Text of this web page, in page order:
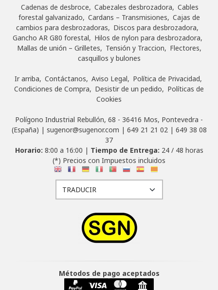
Cadenas de desbroce Cabezales desbrozadora
Cables
forestal galvanizado
Cardans – Transmisiones
Cajas de
cambios para desbrozadoras
Discos para desbrozadora
Gancho AR G80 forestal
Hilos de nylon para desbrozadora
Mallas de unión – Grilletes
Tensión y Traccion
Flectores,
casquillos y bulones
Ir arriba Contáctanos Aviso Legal
Política de Privacidad
Condiciones de Compra
Desistir de un pedido
Políticas de
Cookies
Polígono Industrial Rebullón, 68 - 36416 Mos, Pontevedra -
(España) | sugenor@sugenor.com | 649 21 21 02| 649 38 08
37
Horario: 8:00 a 16:00 | Tiempo de Entrega: 24 / 48 horas
(*) Precios con Impuestos incluidos
Métodos de pago aceptados